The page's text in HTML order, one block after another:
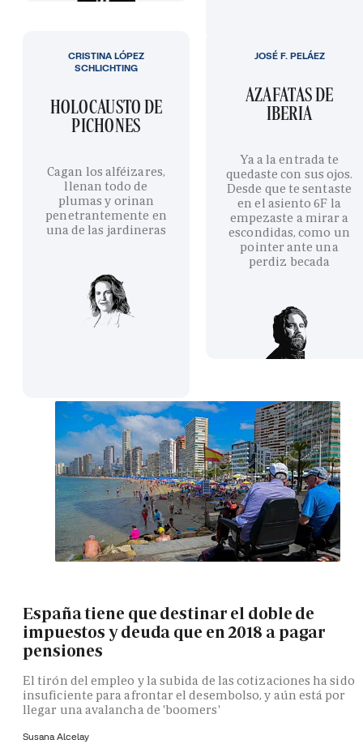
HOLOCAUSTO DE
PICHONES
Cagan los alféizares,
llenan todo de
plumas y orinan
penetrantemente en
una de las jardineras
CRISTINA LÓPEZ
SCHLICHTING
AZAFATAS DE
IBERIA
Ya a la entrada te
quedaste con sus ojos.
Desde que te sentaste
en el asiento 6F la
empezaste a mirar a
escondidas, como un
pointer ante una
perdiz becada
JOSÉ F. PELÁEZ
España tiene que destinar el doble de
impuestos y deuda que en 2018 a pagar
pensiones
El tirón del empleo y la subida de las cotizaciones ha sido
insuficiente para afrontar el desembolso, y aún está por
llegar una avalancha de 'boomers'
Susana Alcelay